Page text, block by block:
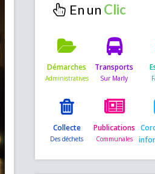
En un
Démarches Transports
Collecte Publications